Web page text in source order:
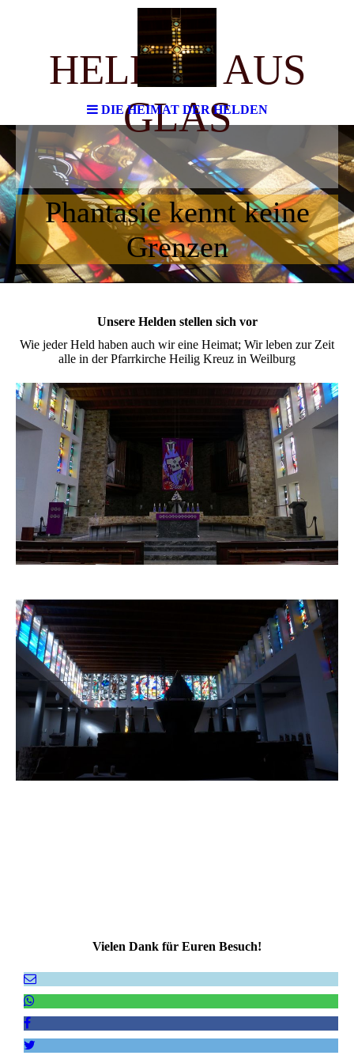
DIE HEIMAT DER HELDEN
HELDEN AUS
GLAS
Phantasie kennt keine
Grenzen
Unsere Helden stellen sich vor
Wie jeder Held haben auch wir eine Heimat; Wir leben zur Zeit
alle in der Pfarrkirche Heilig Kreuz in Weilburg
Vielen Dank für Euren Besuch!